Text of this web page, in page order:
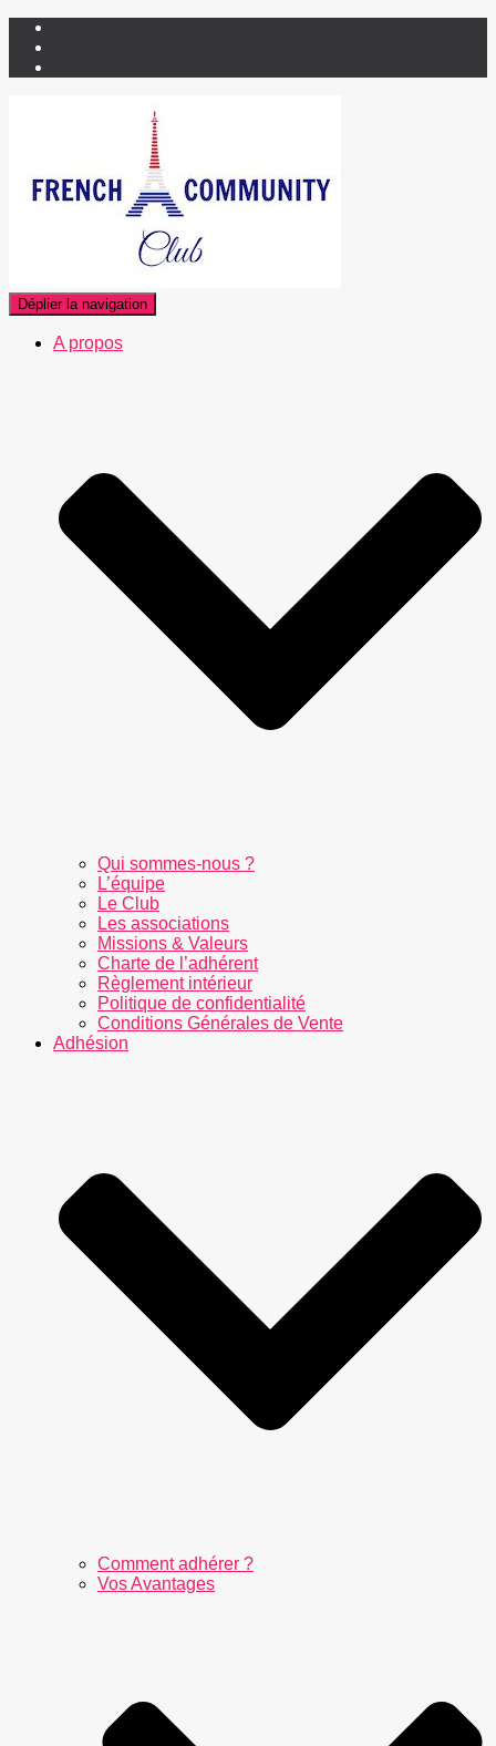
Déplier la navigation
A propos
Qui sommes-nous ?
L’équipe
Le Club
Les associations
Missions & Valeurs
Charte de l’adhérent
Règlement intérieur
Politique de confidentialité
Conditions Générales de Vente
Adhésion
Comment adhérer ?
Vos Avantages